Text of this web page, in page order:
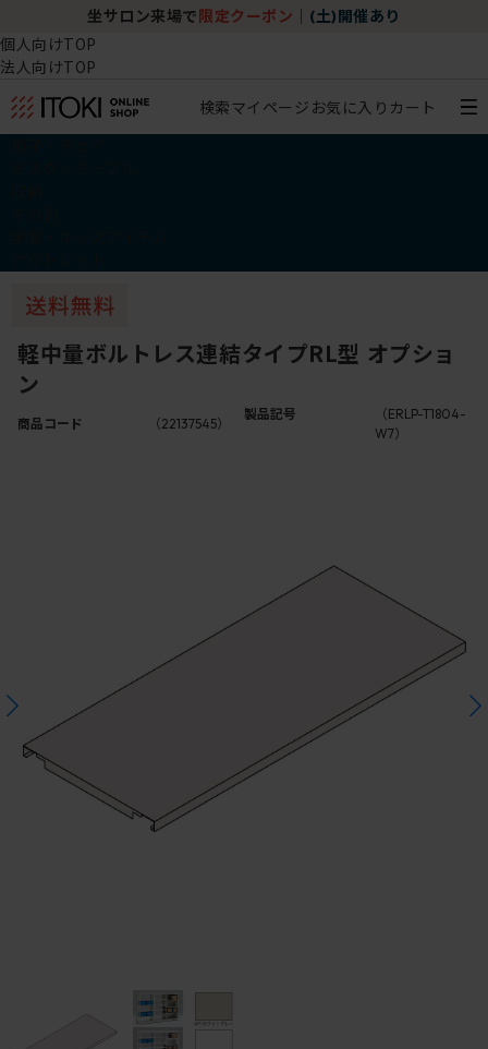
坐サロン来場で 限定クーポン (土)開催あり
個人向けTOP
法人向けTOP
検索マイページ お気に入り カート
軽中量ボルトレス連結タイプRL型 オプショ
ン
商品コード （22137545）
製品記号
（ERLP-T1804-
W7）